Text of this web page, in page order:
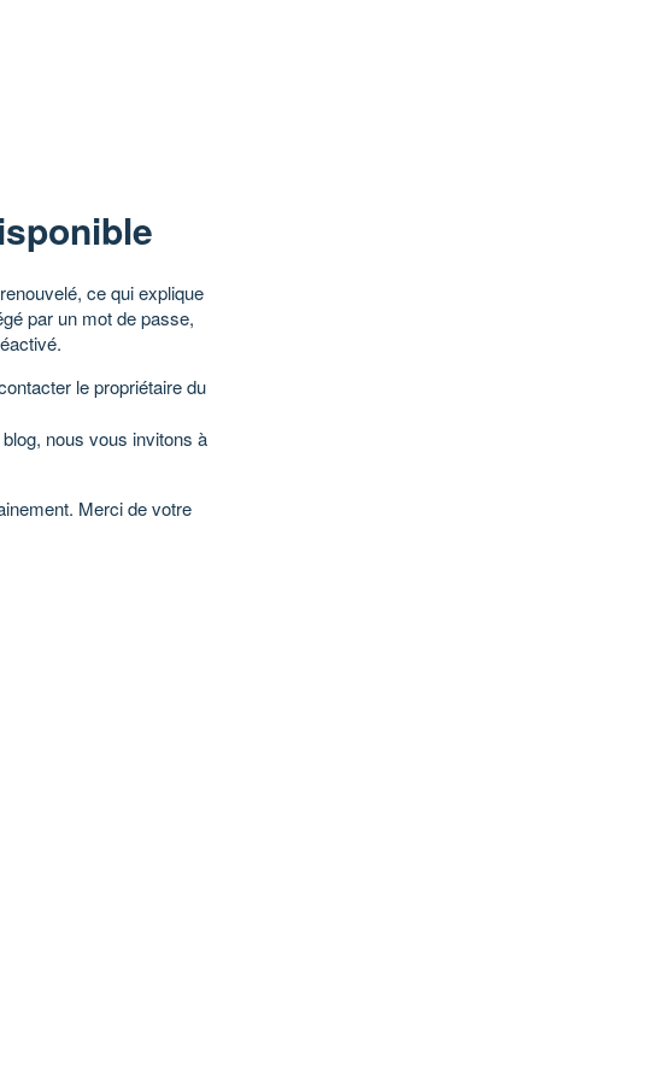
ce qui explique
par un mot de passe,
le propriétaire du
nous vous invitons à
Merci de votre